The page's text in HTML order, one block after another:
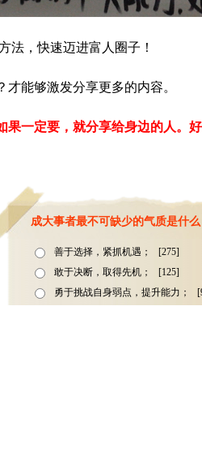
法，快速迈进富人圈子！
能够激发分享更多的内容。
果一定要，就分享给身边的人。